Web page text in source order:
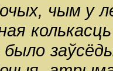
чым у
было